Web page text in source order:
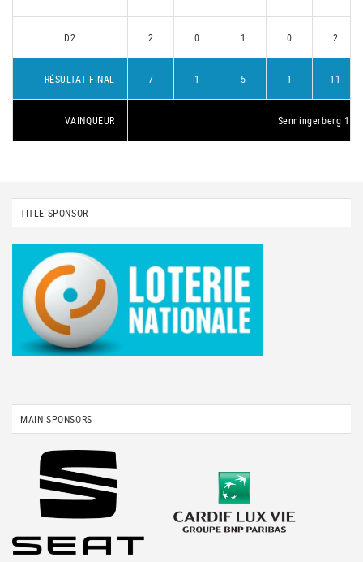
D2 2 0 1 0 2
RÉSULTAT FINAL 7 1 5 1 11
VAINQUEUR Senningerberg 1
TITLE SPONSOR
MAIN SPONSORS